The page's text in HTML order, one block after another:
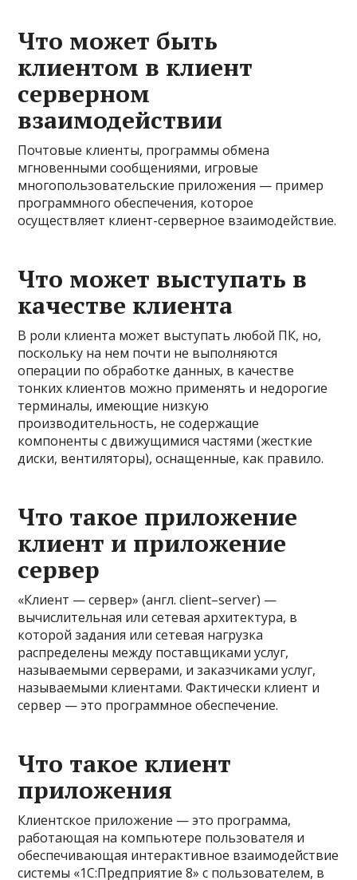
Что может быть
клиентом в клиент
серверном
взаимодействии
Почтовые клиенты, программы обмена
мгновенными сообщениями, игровые
многопользовательские приложения — пример
программного обеспечения, которое
осуществляет клиент-серверное взаимодействие.
Что может выступать в
качестве клиента
В роли клиента может выступать любой ПК, но,
поскольку на нем почти не выполняются
операции по обработке данных, в качестве
тонких клиентов можно применять и недорогие
терминалы, имеющие низкую
производительность, не содержащие
компоненты с движущимися частями (жесткие
диски, вентиляторы), оснащенные, как правило.
Что такое приложение
клиент и приложение
сервер
«Клиент — сервер» (англ. client–server) —
вычислительная или сетевая архитектура, в
которой задания или сетевая нагрузка
распределены между поставщиками услуг,
называемыми серверами, и заказчиками услуг,
называемыми клиентами. Фактически клиент и
сервер — это программное обеспечение.
Что такое клиент
приложения
Клиентское приложение — это программа,
работающая на компьютере пользователя и
обеспечивающая интерактивное взаимодействие
системы «1С:Предприятие 8» с пользователем, в